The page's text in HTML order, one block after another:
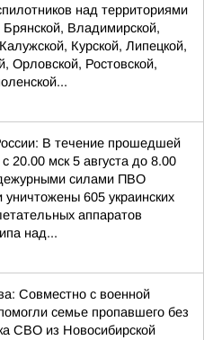
над территориями
Брянской, Владимирской,
Курской, Липецкой,
Орловской, Ростовской,
В течение прошедшей
20.00 мск 5 августа до 8.00
дежурными силами ПВО
уничтожены 605 украинских
аппаратов
над...
Совместно с военной
семье пропавшего без
СВО из Новосибирской